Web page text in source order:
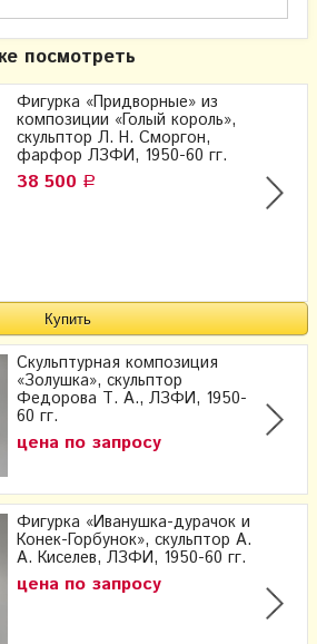
посмотреть
Фигурка «Придворные» из
композиции «Голый король»,
скульптор Л. Н. Сморгон,
фарфор ЛЗФИ, 1950-60 гг.
38 500 Р
Скульптурная композиция
«Золушка», скульптор
Федорова Т. А., ЛЗФИ, 1950-
60 гг.
цена по запросу
Фигурка «Иванушка-дурачок и
Конек-Горбунок», скульптор А.
А. Киселев, ЛЗФИ, 1950-60 гг.
цена по запросу